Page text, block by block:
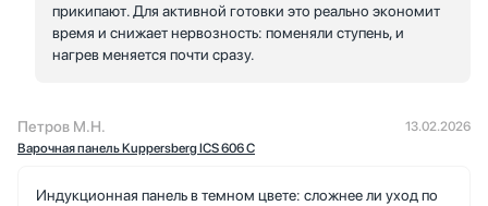
прикипают. Для активной готовки это реально экономит
время и снижает нервозность: поменяли ступень, и
нагрев меняется почти сразу.
Петров М.Н.
Варочная панель Kuppersberg ICS 606 C
13.02.2026
Индукционная панель в темном цвете: сложнее ли уход по